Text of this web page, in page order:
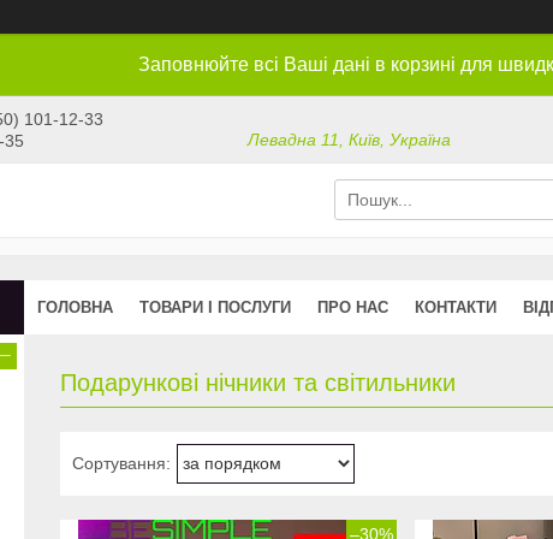
Заповнюйте всі Ваші дані в корзині для
101-12-33
35
Левадна 11, Київ, Україна
ГОЛОВНА ТОВАРИ І ПОСЛУГИ ПРО НАС КОНТАКТИ
Подарункові нічники та світильники
–30%